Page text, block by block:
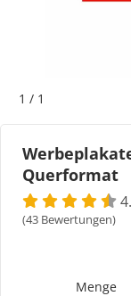
1 / 1
Querformat
(43 Bewertungen)
Menge
Etikettenspender
Etiketten auf Rolle
Thermoetiketten